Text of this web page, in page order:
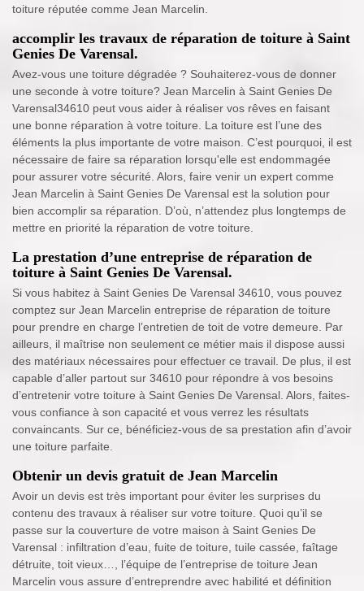
toiture réputée comme Jean Marcelin.
accomplir les travaux de réparation de toiture à Saint
Genies De Varensal.
Avez-vous une toiture dégradée ? Souhaiterez-vous de donner
une seconde à votre toiture? Jean Marcelin à Saint Genies De
Varensal34610 peut vous aider à réaliser vos rêves en faisant
une bonne réparation à votre toiture. La toiture est l’une des
éléments la plus importante de votre maison. C’est pourquoi, il est
nécessaire de faire sa réparation lorsqu'elle est endommagée
pour assurer votre sécurité. Alors, faire venir un expert comme
Jean Marcelin à Saint Genies De Varensal est la solution pour
bien accomplir sa réparation. D’où, n’attendez plus longtemps de
mettre en priorité la réparation de votre toiture.
La prestation d’une entreprise de réparation de
toiture à Saint Genies De Varensal.
Si vous habitez à Saint Genies De Varensal 34610, vous pouvez
comptez sur Jean Marcelin entreprise de réparation de toiture
pour prendre en charge l’entretien de toit de votre demeure. Par
ailleurs, il maîtrise non seulement ce métier mais il dispose aussi
des matériaux nécessaires pour effectuer ce travail. De plus, il est
capable d’aller partout sur 34610 pour répondre à vos besoins
d’entretenir votre toiture à Saint Genies De Varensal. Alors, faites-
vous confiance à son capacité et vous verrez les résultats
convaincants. Sur ce, bénéficiez-vous de sa prestation afin d’avoir
une toiture parfaite.
Obtenir un devis gratuit de Jean Marcelin
Avoir un devis est très important pour éviter les surprises du
contenu des travaux à réaliser sur votre toiture. Quoi qu’il se
passe sur la couverture de votre maison à Saint Genies De
Varensal : infiltration d’eau, fuite de toiture, tuile cassée, faîtage
détruite, toit vieux…, l’équipe de l’entreprise de toiture Jean
Marcelin vous assure d’entreprendre avec habilité et définition